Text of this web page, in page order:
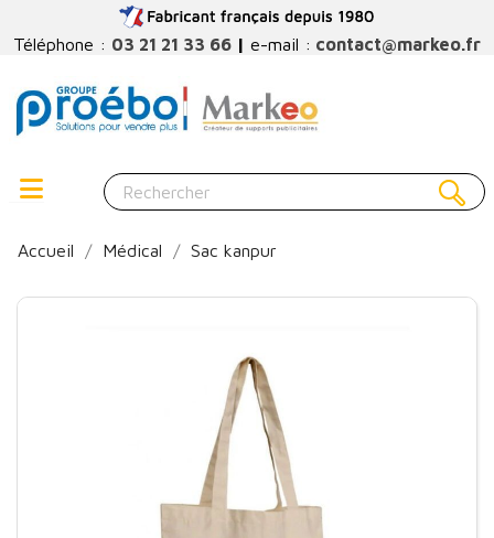
Téléphone : 03 21 21 33 66 | e-mail : contact@markeo.fr
Accueil Médical Sac kanpur